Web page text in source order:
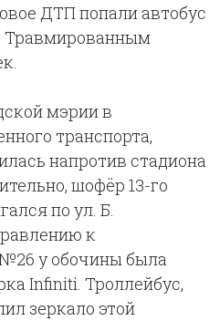
ДТП попали автобус
Травмированным
мэрии в
транспорта,
напротив стадиона
шофёр 13-го
по ул. Б.
к
у обочины была
Infiniti. Троллейбус,
зеркало этой